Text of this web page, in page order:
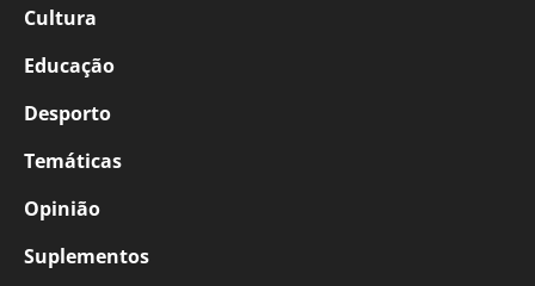
Cultura
Educação
Desporto
Temáticas
Opinião
Suplementos